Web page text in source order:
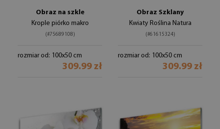
Obraz na szkle
Krople piórko makro
(#75689108)
rozmiar od: 100x50 cm
309.99 zł
Obraz Szklany
Kwiaty Roślina Natura
(#61615324)
rozmiar od: 100x50 cm
309.99 zł